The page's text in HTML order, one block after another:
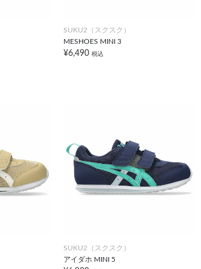
SUKU2（スクスク）
MESHOES MINI 3
¥6,490 税込
SUKU2（スクスク）
アイダホ MINI 5